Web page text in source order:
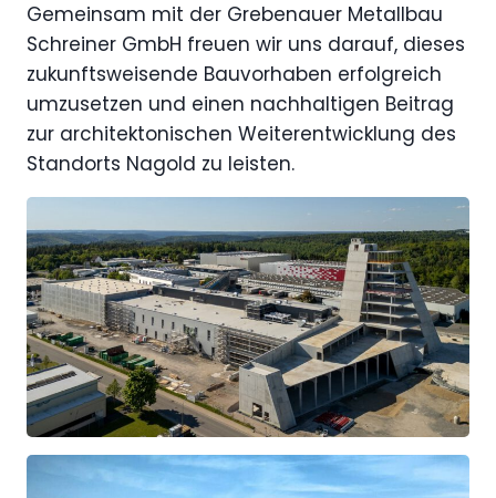
Gemeinsam mit der Grebenauer Metallbau
Schreiner GmbH freuen wir uns darauf, dieses
zukunftsweisende Bauvorhaben erfolgreich
umzusetzen und einen nachhaltigen Beitrag
zur architektonischen Weiterentwicklung des
Standorts Nagold zu leisten.